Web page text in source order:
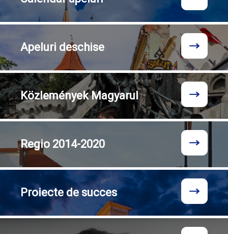
Apeluri deschise
KözleményekMagyarul
Regio 2014-2020
Proiecte de succes